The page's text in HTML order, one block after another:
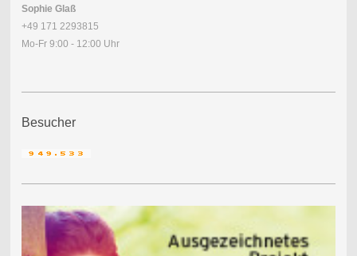
Sophie Glaß
+49 171 2293815
Mo-Fr 9:00 - 12:00 Uhr
Besucher